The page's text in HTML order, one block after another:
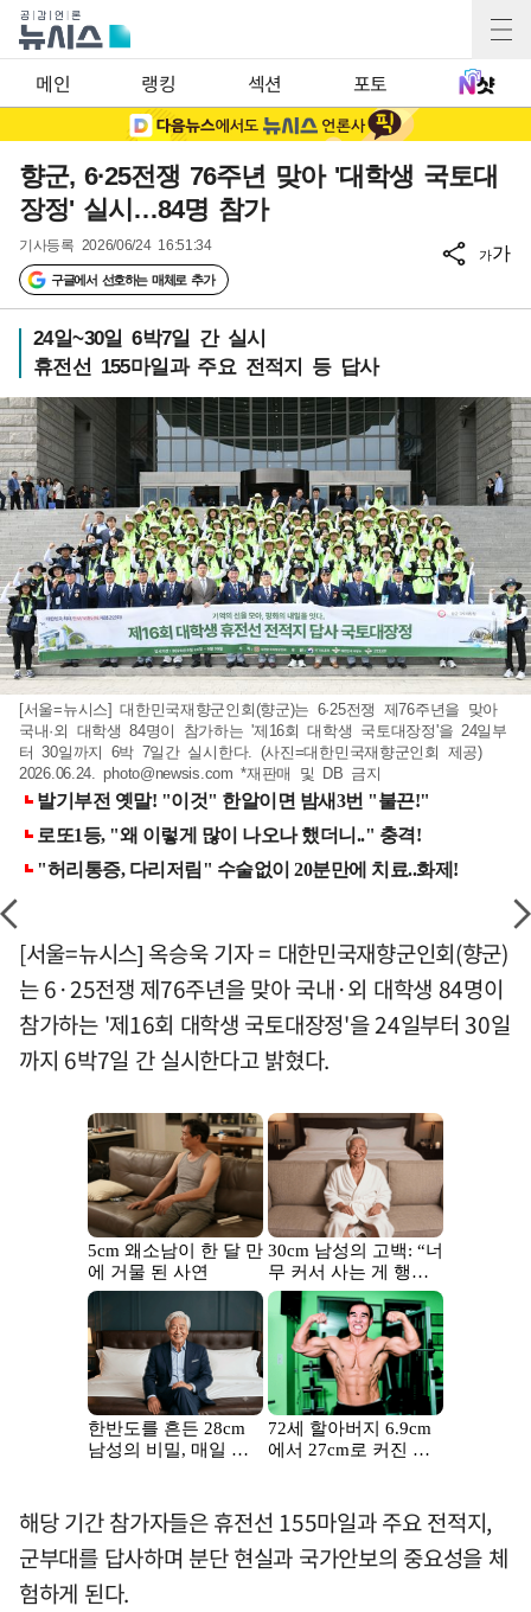
메인 랭킹 섹션 포토
향군, 6·25전쟁 76주년 맞아 '대학생 국토대
장정' 실시…84명 참가
기사등록 2026/06/24 16:51:34
구글에서 선호하는 매체로 추가
가가
24일~30일 6박7일 간 실시
휴전선 155마일과 주요 전적지 등 답사
[서울=뉴시스] 대한민국재향군인회(향군)는 6·25전쟁 제76주년을 맞아
국내·외 대학생 84명이 참가하는 '제16회 대학생 국토대장정'을 24일부
터 30일까지 6박 7일간 실시한다. (사진=대한민국재향군인회 제공)
2026.06.24.photo@newsis.com *재판매 및 DB 금지
[서울=뉴시스] 옥승욱 기자 = 대한민국재향군인회(향군)
는 6·25전쟁 제76주년을 맞아 국내·외 대학생 84명이
참가하는 '제16회 대학생 국토대장정'을 24일부터 30일
까지 6박7일 간 실시한다고 밝혔다.
해당 기간 참가자들은 휴전선 155마일과 주요 전적지,
군부대를 답사하며 분단 현실과 국가안보의 중요성을 체
험하게 된다.